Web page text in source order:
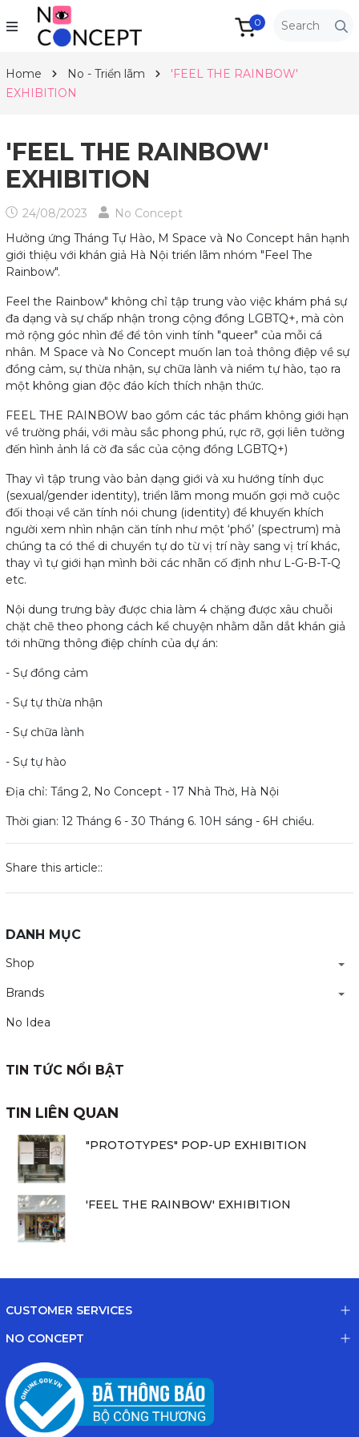
0
Home No - Triển lãm
'FEEL THE RAINBOW'
EXHIBITION
'FEEL THE RAINBOW'
EXHIBITION
24/08/2023
No Concept
Hưởng ứng Tháng Tự Hào, M Space và No Concept hân hạnh
giới thiệu với khán giả Hà Nội triển lãm nhóm "Feel The
Rainbow".
Feel the Rainbow" không chỉ tập trung vào việc khám phá sự
đa dạng và sự chấp nhận trong cộng đồng LGBTQ+, mà còn
mở rộng góc nhìn để để tôn vinh tính "queer" của mỗi cá
nhân. M Space và No Concept muốn lan toả thông điệp về sự
đồng cảm, sự thừa nhận, sự chữa lành và niềm tự hào, tạo ra
một không gian độc đáo kích thích nhận thức.
FEEL THE RAINBOW bao gồm các tác phẩm không giới hạn
về trường phái, với màu sắc phong phú, rực rỡ, gợi liên tưởng
đến hình ảnh lá cờ đa sắc của cộng đồng LGBTQ+)
Thay vì tập trung vào bản dạng giới và xu hướng tính dục
(sexual/gender identity), triển lãm mong muốn gợi mở cuộc
đối thoại về căn tính nói chung (identity) để khuyến khích
người xem nhìn nhận căn tính như một ‘phổ’ (spectrum) mà
chúng ta có thể di chuyển tự do từ vị trí này sang vị trí khác,
thay vì tự giới hạn mình bởi các nhãn cố định như L-G-B-T-Q
etc.
Nội dung trưng bày được chia làm 4 chặng được xâu chuỗi
chặt chẽ theo phong cách kể chuyện nhằm dẫn dắt khán giả
tới những thông điệp chính của dự án:
- Sự đồng cảm
- Sự tự thừa nhận
- Sự chữa lành
- Sự tự hào
Địa chỉ: Tầng 2, No Concept - 17 Nhà Thờ, Hà Nội
Thời gian: 12 Tháng 6 - 30 Tháng 6. 10H sáng - 6H chiều.
Share this article::
DANH MỤC
Shop
Brands
No Idea
TIN TỨC NỔI BẬT
TIN LIÊN QUAN
"PROTOTYPES" POP-UP EXHIBITION
'FEEL THE RAINBOW' EXHIBITION
CUSTOMER SERVICES
NO CONCEPT